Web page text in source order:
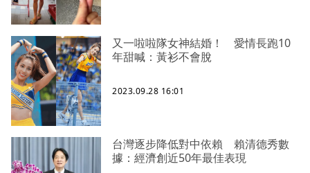
又一啦啦隊女神結婚！ 愛情長跑10
年甜喊：黃衫不會脫
2023.09.28 16:01
台灣逐步降低對中依賴 賴清德秀數
據：經濟創近50年最佳表現